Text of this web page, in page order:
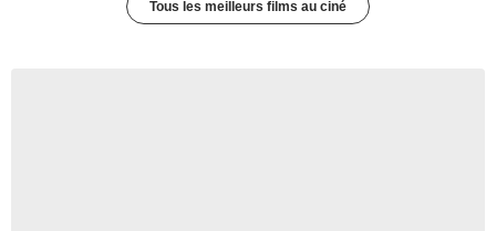
Tous les meilleurs films au ciné